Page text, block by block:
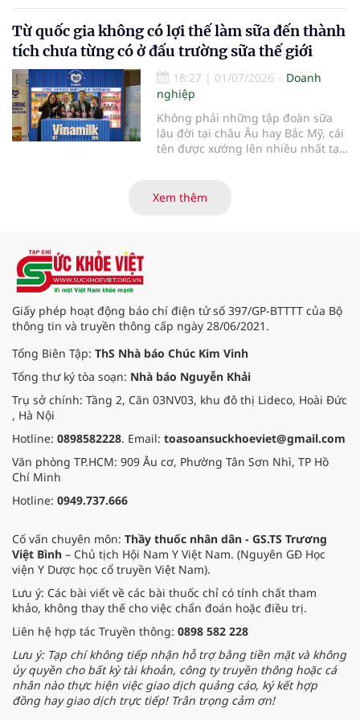
ngơi hằng ngày, với sự hỗ trợ từ
các giải pháp công nghệ phù hợp.
Từ quốc gia không có lợi thế làm sữa đến thành
tích chưa từng có ở đấu trường sữa thế giới
18:27 | 01/07/2026
Doanh
nghiệp
Không phải những tập đoàn sữa
lâu đời tại châu Âu hay Bắc Mỹ, cái
tên được xướng lên nhiều nhất tại
Awards) 2026 lại đến từ Việt Nam.
Xem thêm
Giấy phép hoạt động báo chí điện tử số 397/GP-BTTTT của Bộ
thông tin và truyền thông cấp ngày 28/06/2021.
Tổng Biên Tập: ThS Nhà báo Chúc Kim Vinh
Tổng thư ký tòa soạn: Nhà báo Nguyễn Khải
Trụ sở chính: Tầng 2, Căn 03NV03, khu đô thị Lideco, Hoài Đức
, Hà Nội
Hotline: 0898582228. Email: toasoansuckhoeviet@gmail.com
Văn phòng TP.HCM: 909 Âu cơ, Phường Tân Sơn Nhì, TP Hồ
Chí Minh
Hotline: 0949.737.666
Cố vấn chuyên môn: Thầy thuốc nhân dân - GS.TS Trương
Việt Bình – Chủ tịch Hội Nam Y Việt Nam. (Nguyên GĐ Học
viện Y Dược học cổ truyền Việt Nam).
Lưu ý: Các bài viết về các bài thuốc chỉ có tính chất tham
khảo, không thay thế cho việc chẩn đoán hoặc điều trị.
Liên hệ hợp tác Truyền thông: 0898 582 228
Lưu ý: Tạp chí không tiếp nhận hỗ trợ bằng tiền mặt và không
ủy quyền cho bất kỳ tài khoản, công ty truyền thông hoặc cá
nhân nào thực hiện việc giao dịch quảng cáo, ký kết hợp
đồng hay giao dịch trực tiếp! Trân trọng cảm ơn!